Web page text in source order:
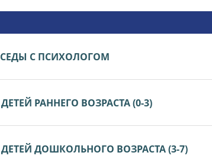
С ПСИХОЛОГОМ
РАННЕГО ВОЗРАСТА (0-3)
ДОШКОЛЬНОГО ВОЗРАСТА (3-7)